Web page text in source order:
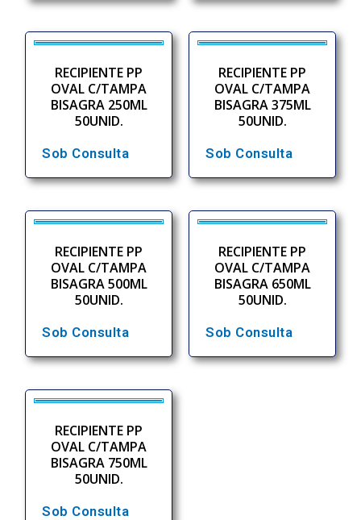
RECIPIENTE PP
OVAL C/TAMPA
BISAGRA 250ML
50UNID.
Sob Consulta
RECIPIENTE PP
OVAL C/TAMPA
BISAGRA 375ML
50UNID.
Sob Consulta
RECIPIENTE PP
OVAL C/TAMPA
BISAGRA 500ML
50UNID.
Sob Consulta
RECIPIENTE PP
OVAL C/TAMPA
BISAGRA 650ML
50UNID.
Sob Consulta
RECIPIENTE PP
OVAL C/TAMPA
BISAGRA 750ML
50UNID.
Sob Consulta